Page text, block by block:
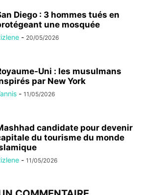
Diego : 3 hommes tués en
une mosquée
- 20/05/2026
Uni : les musulmans
par New York
- 11/05/2026
candidate pour devenir
du tourisme du monde
- 11/05/2026